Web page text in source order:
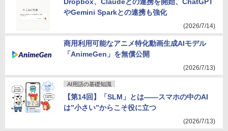
やGemini Sparkとの連携も強化
(2026/7/14)
商用利用可能なアニメ特化動画生成AIモデル
「AnimeGen」を無償公開
(2026/7/13)
AI用語の基礎知識
【第14回】「SLM」とは――スマホの中のAI
は”小さい”からこそ役に立つ
(2026/7/13)